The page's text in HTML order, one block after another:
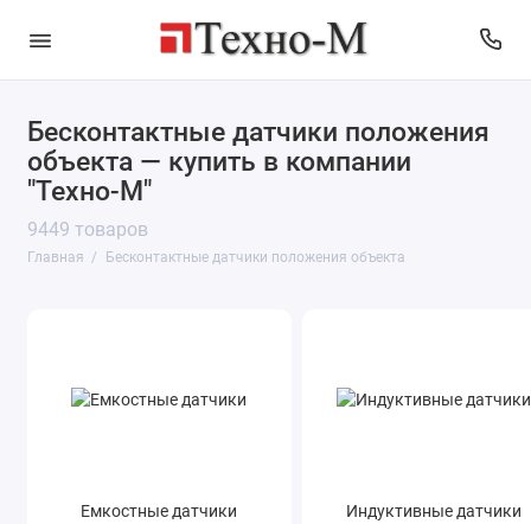
Бесконтактные датчики положения
объекта — купить в компании
"Техно-М"
9449 товаров
Главная Бесконтактные датчики положения объекта
Емкостные датчики
Кольцевые индуктивные датчики
Емкостные датчики Индуктивные датчики